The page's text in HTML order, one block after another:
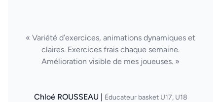
« Variété d’exercices, animations dynamiques et
claires. Exercices frais chaque semaine.
Amélioration visible de mes joueuses. »
Chloé ROUSSEAU | Éducateur basket U17, U18